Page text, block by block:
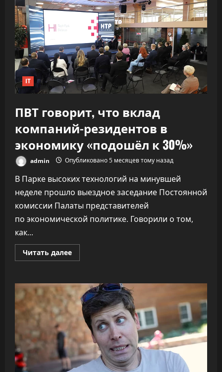
удвоил
скорость
разработки
софта,
обрушив
качество
IT
ПВТ говорит, что вклад
компаний-резидентов в
экономику «подошёл к 30%»
admin Опубликовано 5 месяцев тому назад
В Парке высоких технологий на минувшей
неделе прошло выездное заседание Постоянной
комиссии Палаты представителей
по экономической политике. Говорили о том,
как...
Читать далееПрочитать
больше
что
вклад
компаний-
резидентов
в
экономику
«подошёл
30%»